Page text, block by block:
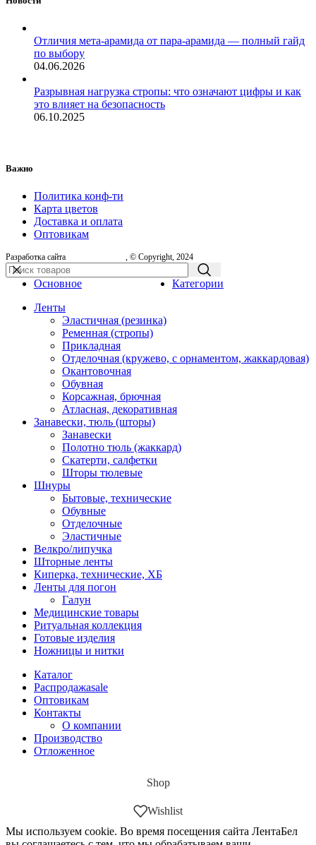
Отличия мета-арамида от пара-арамида — полный гайд
по выбору
04.06.2026
Разрывная нагрузка стропы: что означают цифры и как
это влияет на безопасность
06.10.2025
Важно
Политика конф-ти
Карта цветов
Доставка и оплата
Оптовикам
Разработка сайта , © Copyright, 2024
Основное
Категории
Ленты
Эластичная (резинка)
Ременная (стропы)
Прикладная
Отделочная (кружево, с орнаментом, жаккардовая)
Окантовочная
Обувная
Корсажная, брючная
Атласная, декоративная
Занавески, тюль (шторы)
Занавески
Полотно тюль (жаккард)
Скатерти, салфетки
Шторы тюлевые
Шнуры
Бытовые, технические
Обувные
Отделочные
Эластичные
Велкро/липучка
Шторные ленты
Киперка, технические, ХБ
Ленты для погон
Галун
Медицинские товары
Ритуальная коллекция
Готовые изделия
Ножницы и нитки
Каталог
Распродажаsale
Оптовикам
Контакты
О компании
Производство
Отложенное
Shop
Wishlist
Мы используем cookie. Во время посещения сайта ЛентаБел